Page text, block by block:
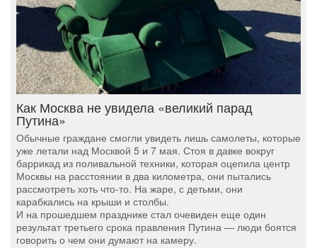
Как Москва не увидела «великий парад
Путина»
Обычные граждане смогли увидеть лишь самолеты, которые
уже летали над Москвой 5 и 7 мая. Стоя в давке вокруг
баррикад из поливальной техники, которая оцепила центр
Москвы на расстоянии в два километра, они пытались
рассмотреть хоть что-то. На жаре, с детьми, они
карабкались на крыши и столбы.
И на прошедшем празднике стал очевиден еще один
результат третьего срока правления Путина — люди боятся
говорить о чем они думают на камеру.